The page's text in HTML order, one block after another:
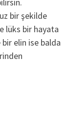
bir şekilde
lüks bir hayata
elin ise balda